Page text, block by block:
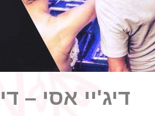
דיג'יי אסי –